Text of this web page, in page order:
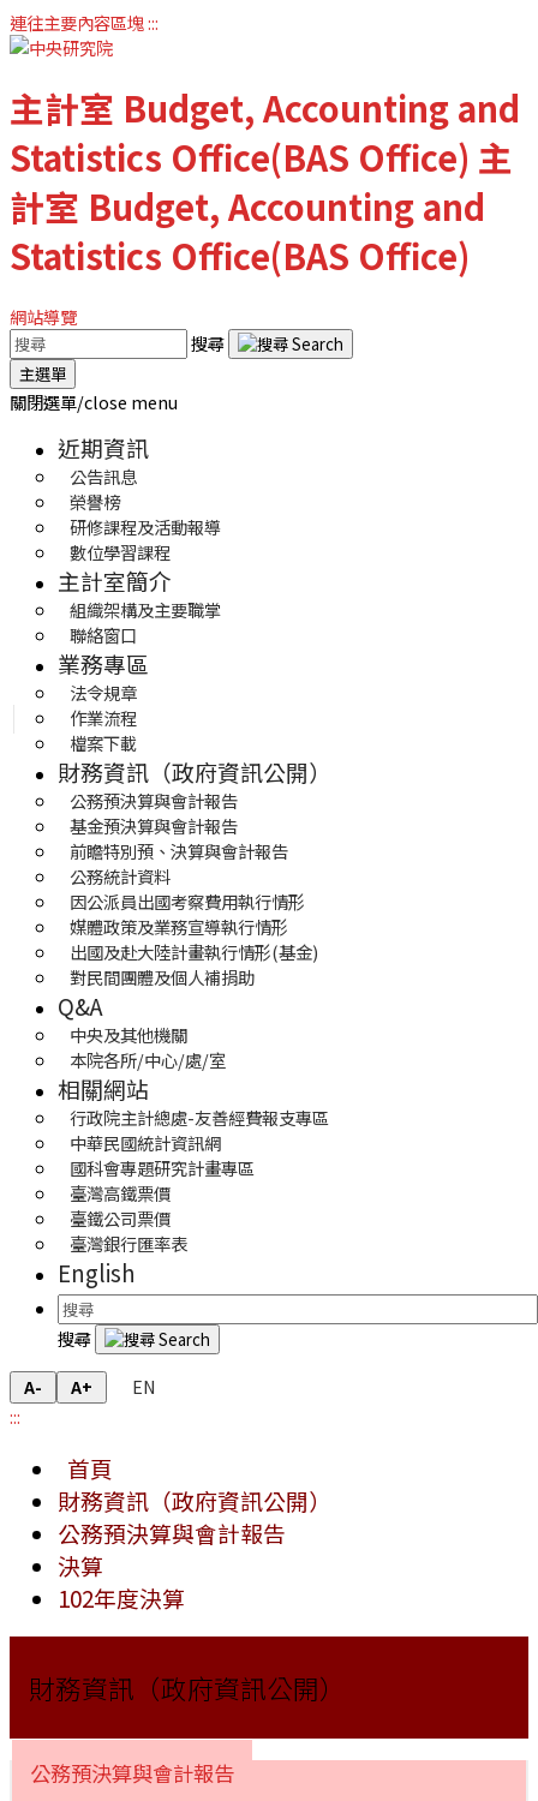
連往主要內容區塊:::
主計室 Budget, Accounting and
Statistics Office(BAS Office) 主
計室 Budget, Accounting and
Statistics Office(BAS Office)
網站導覽
搜尋
主選單
關閉選單/close menu
近期資訊
公告訊息
榮譽榜
研修課程及活動報導
數位學習課程
主計室簡介
組織架構及主要職掌
聯絡窗口
業務專區
法令規章
作業流程
檔案下載
財務資訊（政府資訊公開）
公務預決算與會計報告
基金預決算與會計報告
前瞻特別預、決算與會計報告
公務統計資料
因公派員出國考察費用執行情形
媒體政策及業務宣導執行情形
出國及赴大陸計畫執行情形(基金)
對民間團體及個人補捐助
Q&A
中央及其他機關
本院各所/中心/處/室
相關網站
行政院主計總處-友善經費報支專區
中華民國統計資訊網
國科會專題研究計畫專區
臺灣高鐵票價
臺鐵公司票價
臺灣銀行匯率表
English
搜尋
A- A+
EN
:::
首頁
財務資訊（政府資訊公開）
公務預決算與會計報告
決算
102年度決算
財務資訊（政府資訊公開）
公務預決算與會計報告